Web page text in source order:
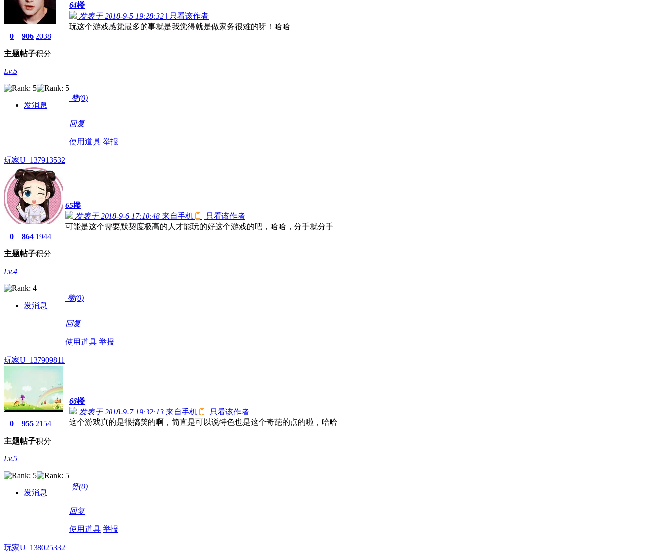
0
主题
906
帖子
2038
积分
Lv.5
发消息
64楼
发表于 2018-9-5 19:28:32 | 只看该作者
玩这个游戏感觉最多的事就是我觉得就是做家务很难的呀！哈哈
赞(0)
回复
使用道具 举报
玩家U_137913532
0
主题
864
帖子
1944
积分
Lv.4
发消息
65楼
发表于 2018-9-6 17:10:48 来自手机 | 只看该作者
可能是这个需要默契度极高的人才能玩的好这个游戏的吧，哈哈，分手就分手
赞(0)
回复
使用道具 举报
玩家U_137909811
0
主题
955
帖子
2154
积分
Lv.5
发消息
66楼
发表于 2018-9-7 19:32:13 来自手机 | 只看该作者
这个游戏真的是很搞笑的啊，简直是可以说特色也是这个奇葩的点的啦，哈哈
赞(0)
回复
使用道具 举报
玩家U_138025332